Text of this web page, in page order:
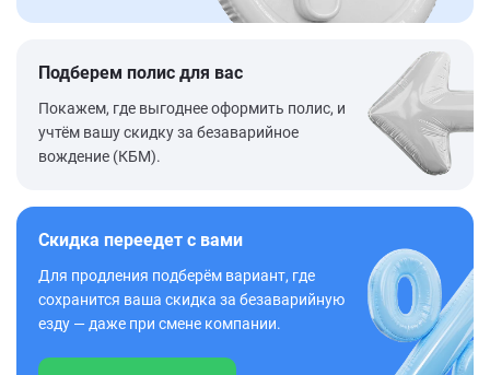
Подберем полис для вас
Покажем, где выгоднее оформить полис, и
учтём вашу скидку за безаварийное
вождение (КБМ).
Скидка переедет с вами
Для продления подберём вариант, где
сохранится ваша скидка за безаварийную
езду — даже при смене компании.